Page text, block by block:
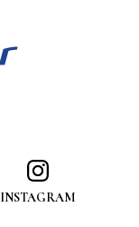
INSTAGRAM